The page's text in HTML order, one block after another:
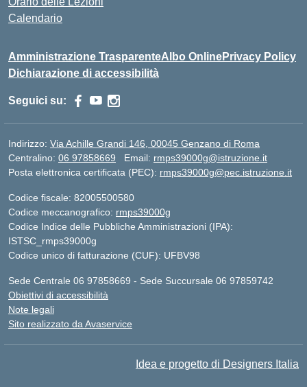
Calendario
Amministrazione TrasparenteAlbo OnlinePrivacy Policy
Dichiarazione di accessibilità
Seguici su:
Indirizzo: Via Achille Grandi 146, 00045 Genzano di Roma
Centralino: 06 97858669 Email: rmps39000g@istruzione.it
Posta elettronica certificata (PEC): rmps39000g@pec.istruzione.it
Codice fiscale: 82005500580
Codice meccanografico: rmps39000g
Codice Indice delle Pubbliche Amministrazioni (IPA):
ISTSC_rmps39000g
Codice unico di fatturazione (CUF): UFBV98
Sede Centrale 06 97858669 - Sede Succursale 06 97859742
Obiettivi di accessibilità
Note legali
Sito realizzato da Avaservice
Idea e progetto di Designers Italia